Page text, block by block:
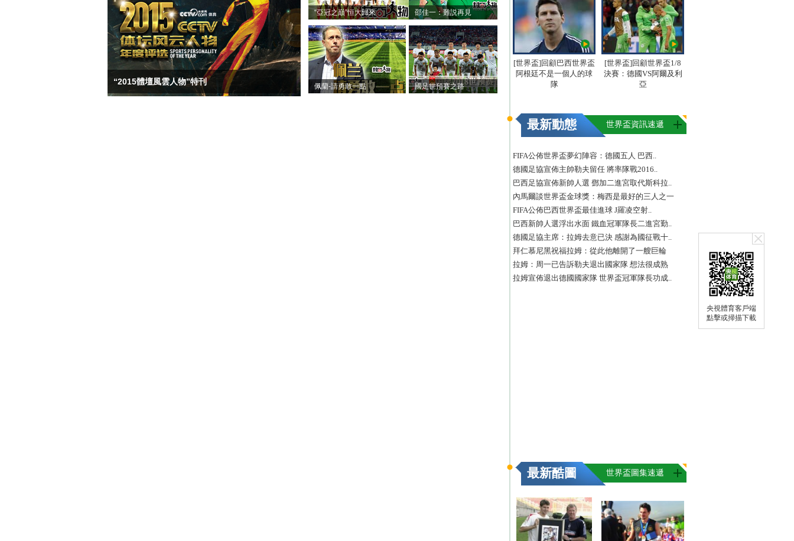
央視體育客戶端
點擊或掃描下載
“2015體壇風雲人物”特刊
“亞冠之巔”恒大歸來 邵佳一：難説再見
佩蘭-請勇敢一點 國足世預賽之路
[世界盃]回顧巴西世界盃
阿根廷不是一個人的球
隊
[世界盃]回顧世界盃1/8
決賽：德國VS阿爾及利
亞
最新動態 世界盃資訊速遞
FIFA公佈世界盃夢幻陣容：德國五人 巴西..
德國足協宣佈主帥勒夫留任 將率隊戰2016..
巴西足協宣佈新帥人選 鄧加二進宮取代斯科拉..
內馬爾談世界盃金球獎：梅西是最好的三人之一
FIFA公佈巴西世界盃最佳進球 J羅凌空射..
巴西新帥人選浮出水面 鐵血冠軍隊長二進宮勤..
德國足協主席：拉姆去意已決 感謝為國征戰十..
拜仁慕尼黑祝福拉姆：從此他離開了一艘巨輪
拉姆：周一已告訴勒夫退出國家隊 想法很成熟
拉姆宣佈退出德國國家隊 世界盃冠軍隊長功成..
最新酷圖 世界盃圖集速遞